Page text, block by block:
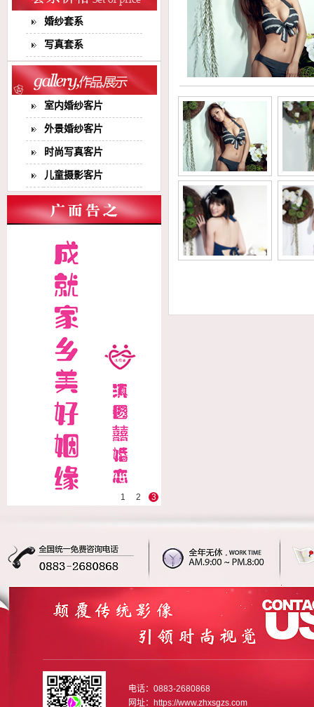
婚纱套系
写真套系
室内婚纱客片
外景婚纱客片
时尚写真客片
儿童摄影客片
1 2 3
电话：0883-2680868
网址：https://www.zhxsgzs.com